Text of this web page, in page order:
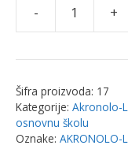
- +
Šifra proizvoda: 17
Kategorije: Akronolo-
osnovnu školu
Oznake: AKRONOLO-